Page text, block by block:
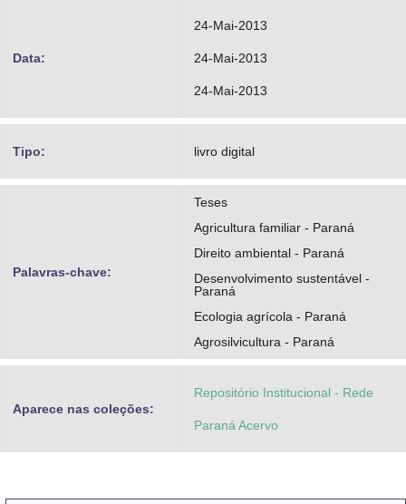
Data:
24-Mai-2013
24-Mai-2013
24-Mai-2013
Tipo: livro digital
Palavras-chave:
Teses
Agricultura familiar - Paraná
Direito ambiental - Paraná
Desenvolvimento sustentável -
Paraná
Ecologia agrícola - Paraná
Agrosilvicultura - Paraná
Aparece nas coleções:
Repositório Institucional - Rede
Paraná Acervo